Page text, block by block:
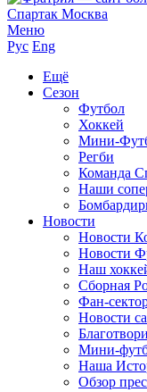
Меню
Рус Eng
Ещё
Сезон
Футбол
Хоккей
Мини-
Регби
Команда
Наши
Новости
Новости
Новости
Наш
Сборная
Фан-
Новости
Мини-
Наша
Обзор